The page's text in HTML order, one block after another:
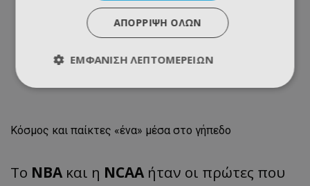
Κόσμος και παίκτες «ένα» μέσα στο γήπεδο
Το NBA και η NCAA ήταν οι πρώτες που
ΑΠΌΡΡΙΨΗ ΌΛΩΝ
ΕΜΦΆΝΙΣΗ ΛΕΠΤΟΜΕΡΕΙΏΝ